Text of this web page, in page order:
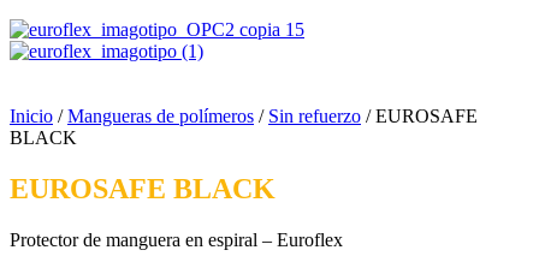
Inicio /Mangueras de polímeros / Sin refuerzo / EUROSAFE
BLACK
EUROSAFE BLACK
Protector de manguera en espiral – Euroflex